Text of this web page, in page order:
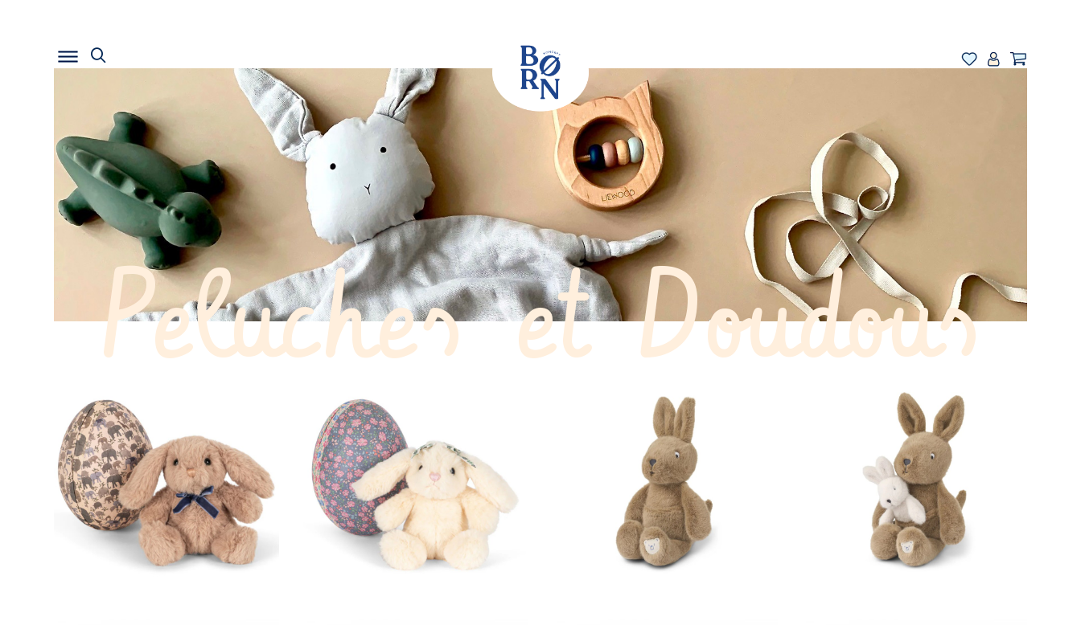
Peluches et Doudous
35,00 € 35,00 € 24,00 € 48,00 €